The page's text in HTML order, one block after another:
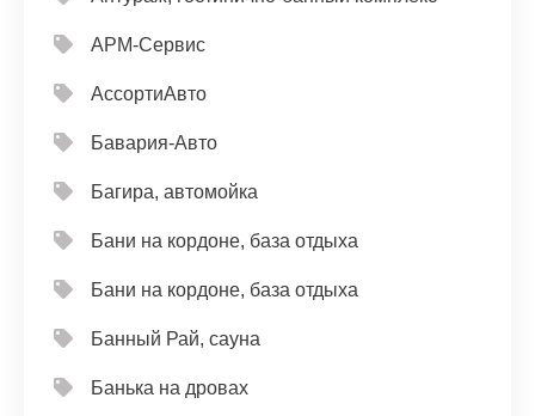
АРМ-Сервис
АссортиАвто
Бавария-Авто
Багира, автомойка
Бани на кордоне, база отдыха
Бани на кордоне, база отдыха
Банный Рай, сауна
Банька на дровах